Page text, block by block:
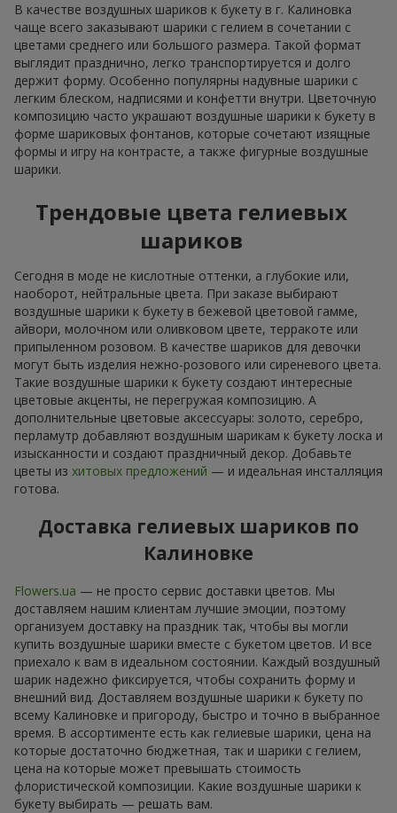
В качестве воздушных шариков к букету в г. Калиновка
чаще всего заказывают шарики с гелием в сочетании с
цветами среднего или большого размера. Такой формат
выглядит празднично, легко транспортируется и долго
держит форму. Особенно популярны надувные шарики с
легким блеском, надписями и конфетти внутри. Цветочную
композицию часто украшают воздушные шарики к букету в
форме шариковых фонтанов, которые сочетают изящные
формы и игру на контрасте, а также фигурные воздушные
шарики.
Трендовые цвета гелиевых
шариков
Сегодня в моде не кислотные оттенки, а глубокие или,
наоборот, нейтральные цвета. При заказе выбирают
воздушные шарики к букету в бежевой цветовой гамме,
айвори, молочном или оливковом цвете, терракоте или
припыленном розовом. В качестве шариков для девочки
могут быть изделия нежно-розового или сиреневого цвета.
Такие воздушные шарики к букету создают интересные
цветовые акценты, не перегружая композицию. А
дополнительные цветовые аксессуары: золото, серебро,
перламутр добавляют воздушным шарикам к букету лоска и
изысканности и создают праздничный декор. Добавьте
цветы из хитовых предложений — и идеальная инсталляция
готова.
Доставка гелиевых шариков по
Калиновке
Flowers.ua — не просто сервис доставки цветов. Мы
доставляем нашим клиентам лучшие эмоции, поэтому
организуем доставку на праздник так, чтобы вы могли
купить воздушные шарики вместе с букетом цветов. И все
приехало к вам в идеальном состоянии. Каждый воздушный
шарик надежно фиксируется, чтобы сохранить форму и
внешний вид. Доставляем воздушные шарики к букету по
всему Калиновке и пригороду, быстро и точно в выбранное
время. В ассортименте есть как гелиевые шарики, цена на
которые достаточно бюджетная, так и шарики с гелием,
цена на которые может превышать стоимость
флористической композиции. Какие воздушные шарики к
букету выбирать — решать вам.